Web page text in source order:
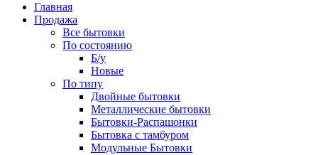
Главная
Продажа
Все бытовки
По состоянию
Б/у
Новые
По типу
Двойные бытовки
Металлические бытовки
Бытовки-Распашонки
Бытовка с тамбуром
Модульные Бытовки